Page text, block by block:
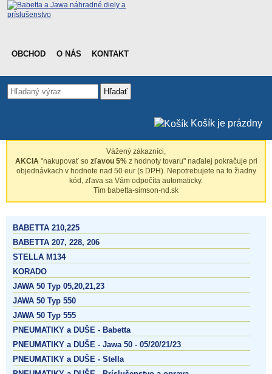
OBCHOD O NÁS KONTAKT
Hľadať
Košík je prázdny
Vážený zákazníci,
AKCIA"nakupovať so zľavou 5%z hodnoty tovaru" naďalej pokračuje pri
objednávkach v hodnote nad 50 eur (s DPH). Nepotrebujete na to žiadny
kód, zľava sa Vám odpočíta automaticky.
Tím babetta-simson-nd.sk
BABETTA 210,225
BABETTA 207, 228, 206
STELLA M134
KORADO
JAWA 50 Typ 05,20,21,23
JAWA 50 Typ 550
JAWA 50 Typ 555
PNEUMATIKY a DUŠE - Babetta
PNEUMATIKY a DUŠE - Jawa 50 - 05/20/21/23
PNEUMATIKY a DUŠE - Stella